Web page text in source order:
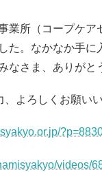
業所（コープケア
た。なかなか手に
さま、ありがと
よろしくお願い
videos/